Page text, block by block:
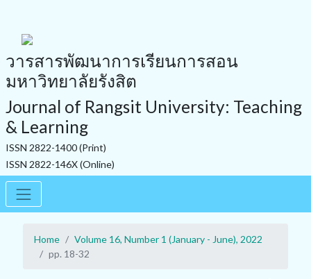
วารสารพัฒนาการเรียนการสอน
มหาวิทยาลัยรังสิต
Journal of Rangsit University: Teaching
& Learning
ISSN 2822-1400 (Print)
ISSN 2822-146X (Online)
Home
Volume 16, Number 1 (January - June), 2022
pp. 18-32